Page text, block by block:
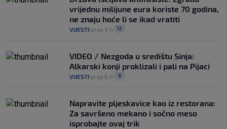
vrijednu milijune eura koriste 70 godina,
ne znaju hoće li se ikad vratiti
VIJESTI prije 9 h 12
VIDEO / Nezgoda u središtu Sinja:
Alkarski konji proklizali i pali na Pijaci
VIJESTI prije 6 h 8
Napravite pljeskavice kao iz restorana:
Za savršeno mekano i sočno meso
isprobajte ovaj trik